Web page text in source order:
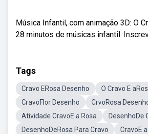
Música Infantil, com animação 3D: O
28 minutos de músicas infantil.
Tags
Cravo ERosa Desenho
O Cravo E
CravoFlor Desenho
CrvoRosa
Atividade CravoE a Rosa
DesenhoDe
DesenhoDeRosa Para Cravo
CravoE